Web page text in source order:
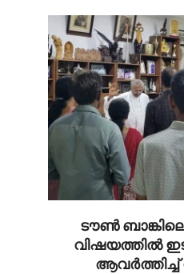
ടൗൺ
വിഷയത്തിൽ
ആവർത്തിച്ച്